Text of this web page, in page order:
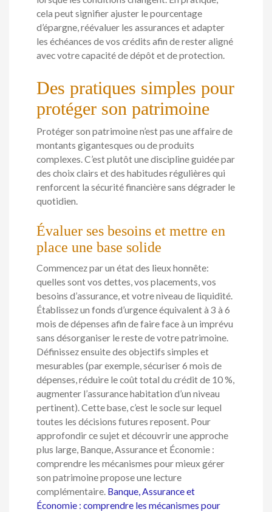
cela peut signifier ajuster le pourcentage
d’épargne, réévaluer les assurances et adapter
les échéances de vos crédits afin de rester aligné
avec votre capacité de dépôt et de protection.
Des pratiques simples pour
protéger son patrimoine
Protéger son patrimoine n’est pas une affaire de
montants gigantesques ou de produits
complexes. C’est plutôt une discipline guidée par
des choix clairs et des habitudes régulières qui
renforcent la sécurité financière sans dégrader le
quotidien.
Évaluer ses besoins et mettre en
place une base solide
Commencez par un état des lieux honnête:
quelles sont vos dettes, vos placements, vos
besoins d’assurance, et votre niveau de liquidité.
Établissez un fonds d’urgence équivalent à 3 à 6
mois de dépenses afin de faire face à un imprévu
sans désorganiser le reste de votre patrimoine.
Définissez ensuite des objectifs simples et
mesurables (par exemple, sécuriser 6 mois de
dépenses, réduire le coût total du crédit de 10 %,
augmenter l’assurance habitation d’un niveau
pertinent). Cette base, c’est le socle sur lequel
toutes les décisions futures reposent. Pour
approfondir ce sujet et découvrir une approche
plus large, Banque, Assurance et Économie :
comprendre les mécanismes pour mieux gérer
son patrimoine propose une lecture
complémentaire. Banque, Assurance et
Économie : comprendre les mécanismes pour